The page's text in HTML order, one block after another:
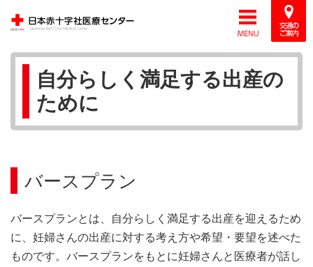
自分らしく満足する出産の
ために
バースプラン
バースプランとは、自分らしく満足する出産を迎えるため
に、妊婦さんの出産に対する考え方や希望・要望を述べた
ものです。バースプランをもとに妊婦さんと医療者が話し